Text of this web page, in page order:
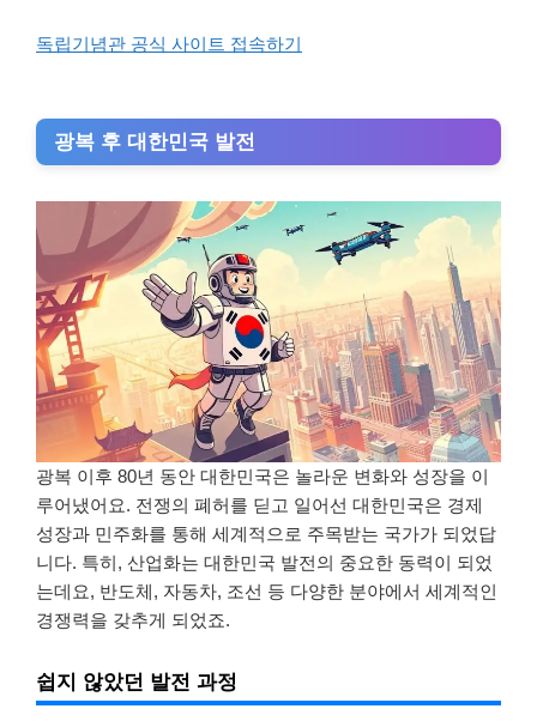
독립기념관 공식 사이트 접속하기
광복 후 대한민국 발전
광복 이후 80년 동안 대한민국은 놀라운 변화와 성장을 이
루어냈어요. 전쟁의 폐허를 딛고 일어선 대한민국은 경제
성장과 민주화를 통해 세계적으로 주목받는 국가가 되었답
니다. 특히, 산업화는 대한민국 발전의 중요한 동력이 되었
는데요, 반도체, 자동차, 조선 등 다양한 분야에서 세계적인
경쟁력을 갖추게 되었죠.
쉽지 않았던 발전 과정